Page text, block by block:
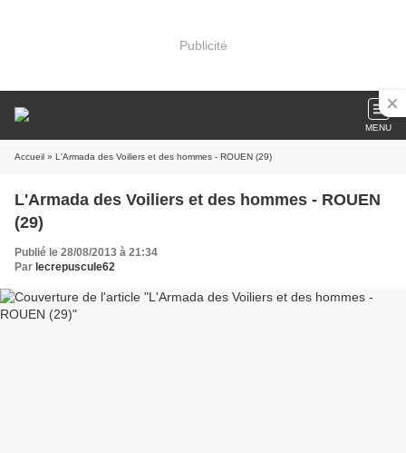
Publicité
MENU
Accueil » L'Armada des Voiliers et des hommes - ROUEN (29)
L'Armada des Voiliers et des hommes - ROUEN
(29)
Publié le 28/08/2013 à 21:34
Par lecrepuscule62